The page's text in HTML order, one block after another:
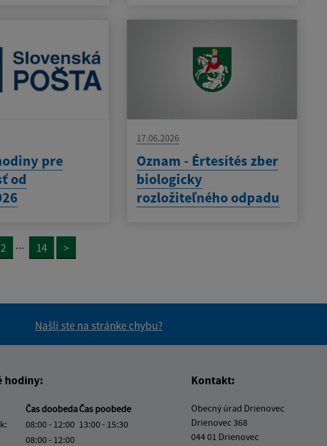
pre
od
17.06.2026
Oznam - Értesítés zber
biologicky
rozložiteľného odpadu
2 ... 14 >
Našli ste na stránke chybu?
hodiny:
Čas doobedaČas poobede
08:00 - 12:00 13:00 - 15:30
08:00 - 12:00
Kontakt:
Obecný úrad Drienovec
Drienovec 368
044 01 Drienovec